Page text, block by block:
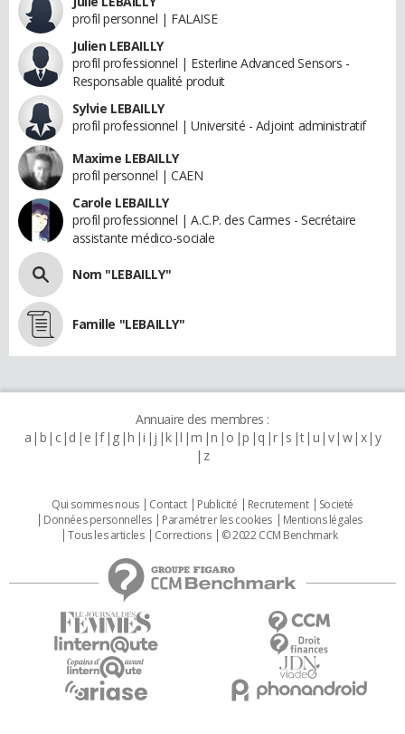
profil personnel | FALAISE
Julien LEBAILLY
profil professionnel | Esterline Advanced Sensors -
Responsable qualité produit
Sylvie LEBAILLY
profil professionnel | Université - Adjoint administratif
Maxime LEBAILLY
profil personnel | CAEN
Carole LEBAILLY
profil professionnel | A.C.P. des Carmes - Secrétaire
assistante médico-sociale
Nom "LEBAILLY"
Famille "LEBAILLY"
Annuaire des membres :
a b c d e f g h i j k l m n o p q r s t u v w x y
z
Qui sommes nous Contact Publicité Recrutement
Societé
Données personnelles
Paramétrer les cookies
Mentions légales
Tous les articles
Corrections © 2022 CCM Benchmark